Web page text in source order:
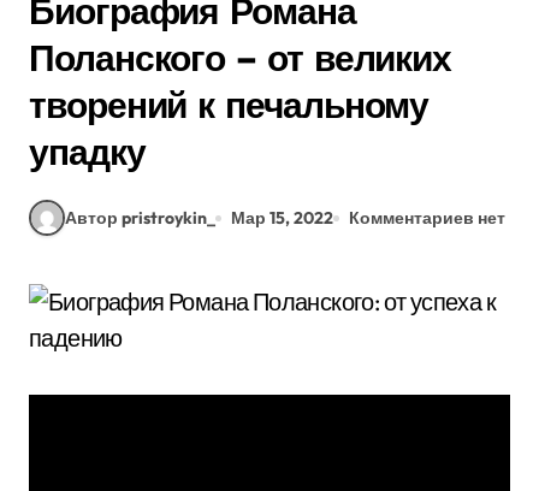
Биография Романа
Поланского – от великих
творений к печальному
упадку
Автор pristroykin_ Мар 15, 2022 Комментариев нет